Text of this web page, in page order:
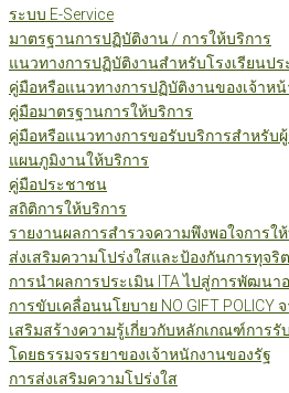
ระบบ E-Service
มาตรฐานการปฏิบัติงาน / การให้บริการ
แนวทางการปฏิบัติงานสำหรับโรงเรียนป
คู่มือหรือแนวทางการปฏิบัติงานของเจ้าห
คู่มือมาตรฐานการให้บริการ
คู่มือหรือแนวทางการขอรับบริการสำหรับ
แผนภูมิงานให้บริการ
คู่มือประชาชน
สถิติการให้บริการ
รายงานผลการสำรวจความพึงพอใจการใ
ส่งเสริมความโปร่งใสและป้องกันการทุจริต
การนำผลการประเมิน ITA ไปสู่การพัฒนา
การขับเคลื่อนนโยบาย NO GIFT
เสริมสร้างความรู้เกี่ยวกับหลักเกณฑ์การ
โดยธรรมจรรยาของเจ้าหนักงานของรัฐ
การส่งเสริมความโปร่งใส